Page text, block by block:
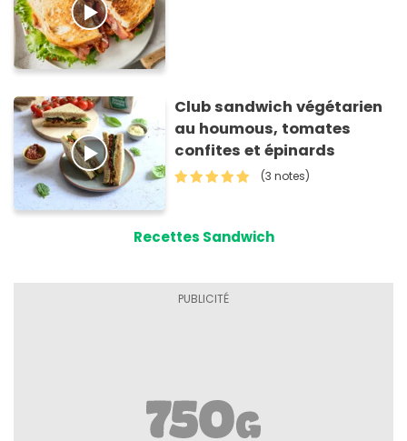
Club sandwich végétarien
au houmous, tomates
confites et épinards
(3 notes)
Recettes Sandwich